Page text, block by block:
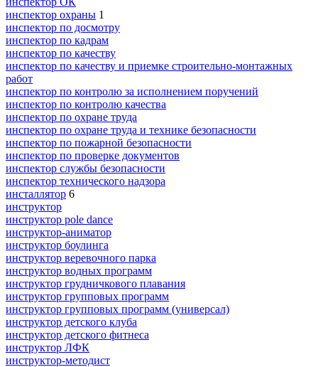
инспектор охраны 1
инспектор по досмотру
инспектор по кадрам
инспектор по качеству
инспектор по качеству и приемке строительно-монтажных
работ
инспектор по контролю за исполнением поручений
инспектор по контролю качества
инспектор по охране труда
инспектор по охране труда и технике безопасности
инспектор по пожарной безопасности
инспектор по проверке документов
инспектор службы безопасности
инспектор технического надзора
инсталлятор 6
инструктор
инструктор pole dance
инструктор-аниматор
инструктор боулинга
инструктор веревочного парка
инструктор водных программ
инструктор грудничкового плавания
инструктор групповых программ
инструктор групповых программ (универсал)
инструктор детского клуба
инструктор детского фитнеса
инструктор ЛФК
инструктор-методист